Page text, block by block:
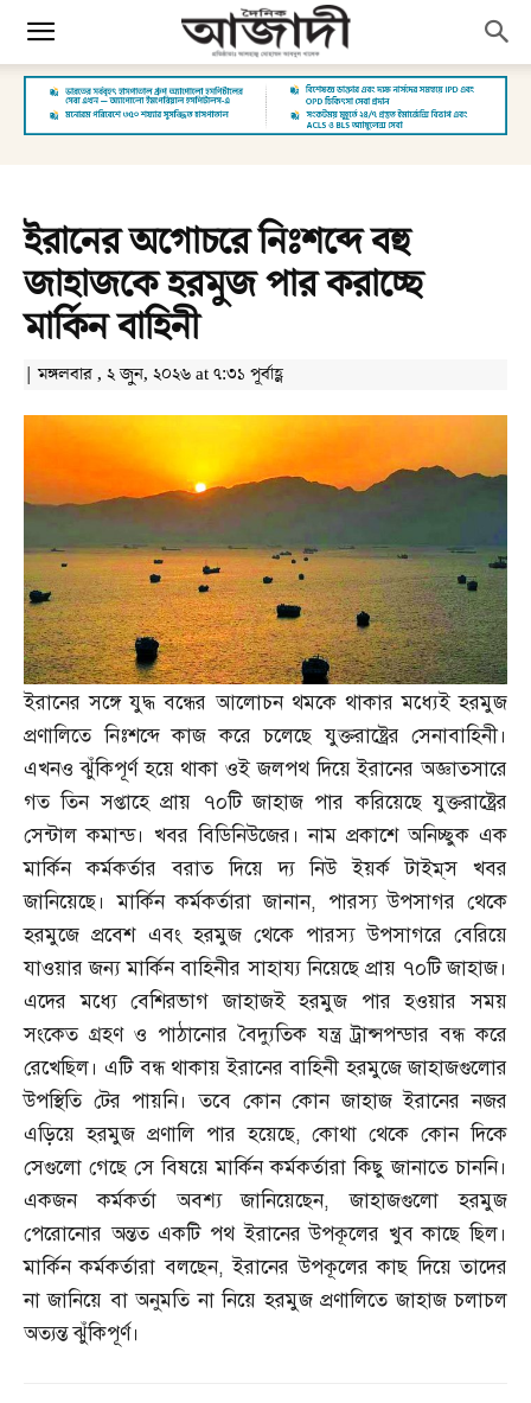
ইরানের অগোচরে নিঃশব্দে বহু
জাহাজকে হরমুজ পার করাচ্ছে
মার্কিন বাহিনী
| মঙ্গলবার , ২ জুন, ২০২৬ at ৭:৩১ পূর্বাহ্ণ
ইরানের সঙ্গে যুদ্ধ বন্ধের আলোচন থমকে থাকার মধ্যেই হরমুজ
প্রণালিতে নিঃশব্দে কাজ করে চলেছে যুক্তরাষ্ট্রের সেনাবাহিনী।
এখনও ঝুঁকিপূর্ণ হয়ে থাকা ওই জলপথ দিয়ে ইরানের অজ্ঞাতসারে
গত তিন সপ্তাহে প্রায় ৭০টি জাহাজ পার করিয়েছে যুক্তরাষ্ট্রের
সেন্টাল কমান্ড। খবর বিডিনিউজের। নাম প্রকাশে অনিচ্ছুক এক
মার্কিন কর্মকর্তার বরাত দিয়ে দ্য নিউ ইয়র্ক টাইম্‌স খবর
জানিয়েছে। মার্কিন কর্মকর্তারা জানান, পারস্য উপসাগর থেকে
হরমুজে প্রবেশ এবং হরমুজ থেকে পারস্য উপসাগরে বেরিয়ে
যাওয়ার জন্য মার্কিন বাহিনীর সাহায্য নিয়েছে প্রায় ৭০টি জাহাজ।
এদের মধ্যে বেশিরভাগ জাহাজই হরমুজ পার হওয়ার সময়
সংকেত গ্রহণ ও পাঠানোর বৈদ্যুতিক যন্ত্র ট্রান্সপন্ডার বন্ধ করে
রেখেছিল। এটি বন্ধ থাকায় ইরানের বাহিনী হরমুজে জাহাজগুলোর
উপস্থিতি টের পায়নি। তবে কোন কোন জাহাজ ইরানের নজর
এড়িয়ে হরমুজ প্রণালি পার হয়েছে,কোথা থেকে কোন দিকে
সেগুলো গেছে সে বিষয়ে মার্কিন কর্মকর্তারা কিছু জানাতে চাননি।
একজন কর্মকর্তা অবশ্য জানিয়েছেন,জাহাজগুলো হরমুজ
পেরোনোর অন্তত একটি পথ ইরানের উপকূলের খুব কাছে ছিল।
মার্কিন কর্মকর্তারা বলছেন,ইরানের উপকূলের কাছ দিয়ে তাদের
না জানিয়ে বা অনুমতি না নিয়ে হরমুজ প্রণালিতে জাহাজ চলাচল
অত্যন্ত ঝুঁকিপূর্ণ।